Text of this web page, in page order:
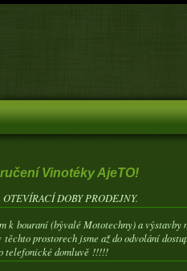
Vinotéky AjeTO!
DOBY PRODEJNY.
k bouraní (bývalé Mototechny) a výstavby
těchto prostorech jsme až do odvolání
telefonické domluvě !!!!!